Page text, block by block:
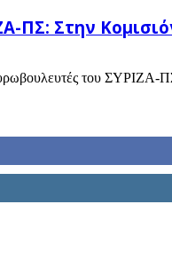
ΠΣ: Στην
του ΣΥΡΙΖΑ-ΠΣ